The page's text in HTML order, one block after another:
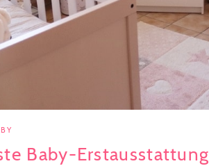
Baby-Erstausstattung